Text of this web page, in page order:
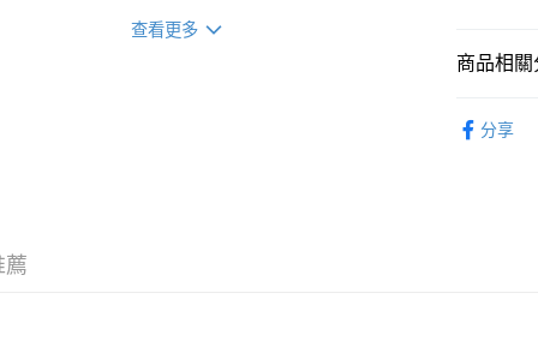
查看更多
時內將付
截圖並
送貨方式
物流公司
商品相關
分享
薦